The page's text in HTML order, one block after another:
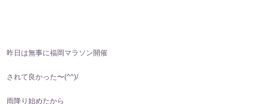
昨日は無事に福岡マラソン開催
されて良かった〜(⁠^⁠^⁠)/
雨降り始めたから